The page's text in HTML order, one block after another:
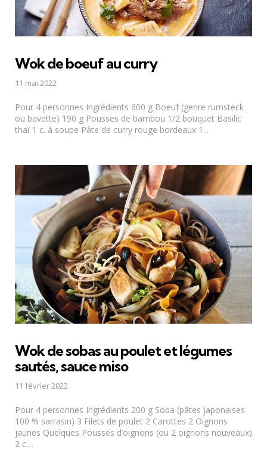
Wok de boeuf au curry
11 mai 2022
Pour 4 personnes Ingrédients 600 g Boeuf (genre rumsteck
ou bavette) 190 g Pousses de bambou 1/2 bouquet Basilic
thaï 1 c. à soupe Pâte de curry rouge bordeaux 1...
Wok de sobas au poulet et légumes
sautés, sauce miso
11 février 2022
Pour 4 personnes Ingrédients 200 g Soba (pâtes japonaises
100 % sarrasin) 3 Filets de poulet 2 Carottes 2 Oignons
jaunes Quelques Pousses d’oignons (ou 2 oignons nouveaux)
2 c....